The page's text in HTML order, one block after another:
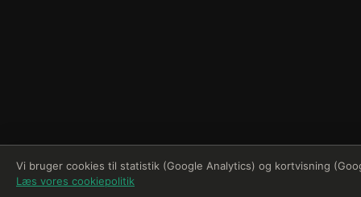
Vi bruger cookies til statistik (Google Analytics) og kortvisning
Læs vores cookiepolitik